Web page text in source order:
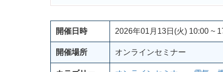
開催日時 2026年01月13日(火) 10:00 ~
開催場所 オンラインセミナー